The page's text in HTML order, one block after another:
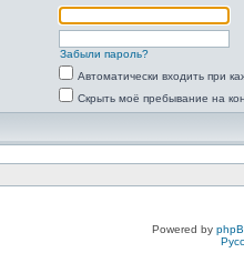
Забыли пароль?
Автоматически входить при
Скрыть моё пребывание на
Powered by